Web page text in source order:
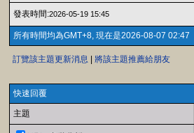
發表時間:2026-05-19 15:45
所有時間均為GMT+8, 現在是2026-08-07 02:47
訂覽該主題更新消息 將該主題推薦給朋友
快速回覆
主題